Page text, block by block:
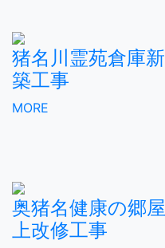
猪名川霊苑倉庫新
築工事
MORE
奥猪名健康の郷屋
上改修工事